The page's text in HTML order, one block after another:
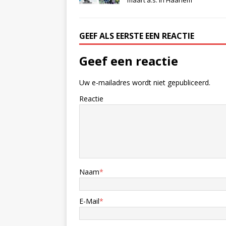
GEEF ALS EERSTE EEN REACTIE
Geef een reactie
Uw e-mailadres wordt niet gepubliceerd.
Reactie
Naam*
E-Mail*